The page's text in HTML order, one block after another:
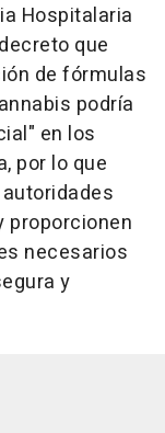
Hospitalaria
que
de fórmulas
podría
en los
por lo que
proporcionen
necesarios
y